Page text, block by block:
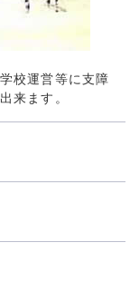
校運営等に支障
来ます。